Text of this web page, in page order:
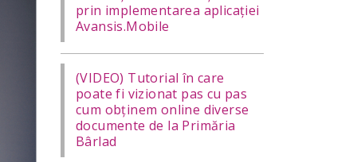
prin implementarea aplicației
Avansis.Mobile
(VIDEO) Tutorial în care
poate fi vizionat pas cu pas
cum obținem online diverse
documente de la Primăria
Bârlad